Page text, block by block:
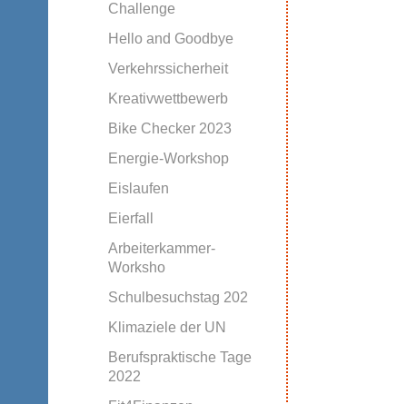
Challenge
Hello and Goodbye
Verkehrssicherheit
Kreativwettbewerb
Bike Checker 2023
Energie-Workshop
Eislaufen
Eierfall
Arbeiterkammer-
Worksho
Schulbesuchstag 202
Klimaziele der UN
Berufspraktische Tage
2022